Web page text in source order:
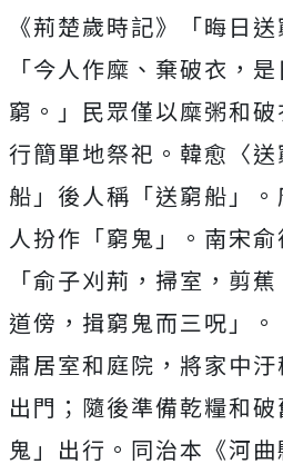
《荊楚歲時記》「晦日
「今人作糜、棄破衣，
窮。」民眾僅以糜粥和
行簡單地祭祀。韓愈〈
船」後人稱「送窮船」
人扮作「窮鬼」。南宋俞
「俞子刈荊，掃室，剪
道傍，揖窮鬼而三呪」
肅居室和庭院，將家中
出門；隨後準備乾糧和
鬼」出行。同治本《河